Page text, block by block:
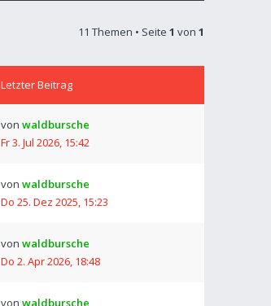
11 Themen • Seite 1 von 1
Letzter Beitrag
von waldbursche
Fr 3. Jul 2026, 15:42
von waldbursche
Do 25. Dez 2025, 15:23
von waldbursche
Do 2. Apr 2026, 18:48
von waldbursche